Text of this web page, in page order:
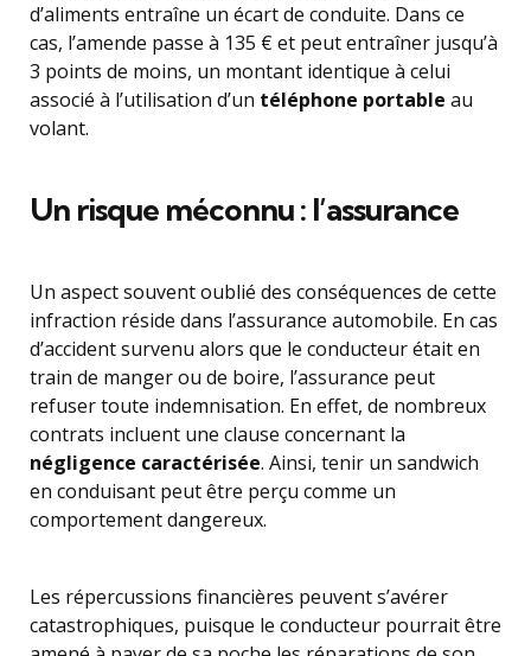
d’aliments entraîne un écart de conduite. Dans ce
cas, l’amende passe à 135 € et peut entraîner jusqu’à
3 points de moins, un montant identique à celui
associé à l’utilisation d’un téléphone portable au
volant.
Un risque méconnu : l’assurance
Un aspect souvent oublié des conséquences de cette
infraction réside dans l’assurance automobile. En cas
d’accident survenu alors que le conducteur était en
train de manger ou de boire, l’assurance peut
refuser toute indemnisation. En effet, de nombreux
contrats incluent une clause concernant la
négligence caractérisée. Ainsi, tenir un sandwich
en conduisant peut être perçu comme un
comportement dangereux.
Les répercussions financières peuvent s’avérer
catastrophiques, puisque le conducteur pourrait être